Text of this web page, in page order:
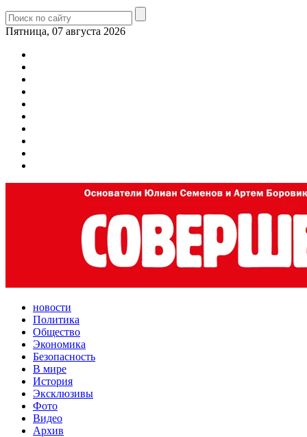
Пятница, 07 августа 2026
новости
Политика
Общество
Экономика
Безопасность
В мире
История
Эксклюзивы
Фото
Видео
Архив